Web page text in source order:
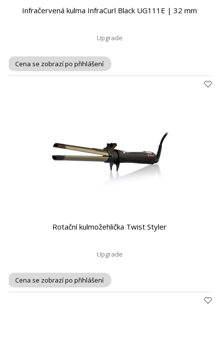
Infračervená kulma InfraCurl Black UG111E | 32 mm
Upgrade
Cena se zobrazí po přihlášení
Rotační kulmožehlička Twist Styler
Upgrade
Cena se zobrazí po přihlášení